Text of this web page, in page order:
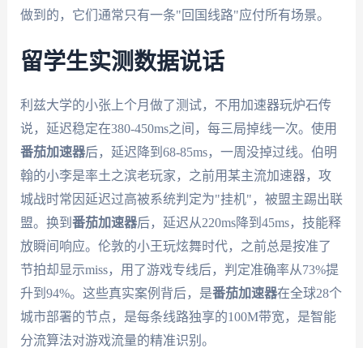
做到的，它们通常只有一条"回国线路"应付所有场景。
留学生实测数据说话
利兹大学的小张上个月做了测试，不用加速器玩炉石传
说，延迟稳定在380-450ms之间，每三局掉线一次。使用
番茄加速器后，延迟降到68-85ms，一周没掉过线。伯明
翰的小李是率土之滨老玩家，之前用某主流加速器，攻
城战时常因延迟过高被系统判定为"挂机"，被盟主踢出联
盟。换到 番茄加速器后，延迟从220ms降到45ms，技能释
放瞬间响应。伦敦的小王玩炫舞时代，之前总是按准了
节拍却显示miss，用了游戏专线后，判定准确率从73%提
升到94%。这些真实案例背后，是番茄加速器在全球28个
城市部署的节点，是每条线路独享的100M带宽，是智能
分流算法对游戏流量的精准识别。